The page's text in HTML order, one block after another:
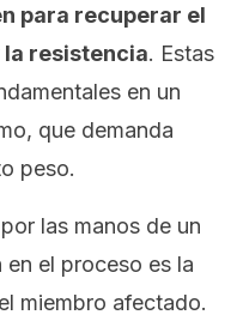
para recuperar el
resistencia. Estas
en un
que demanda
peso.
las manos de un
el proceso es la
miembro afectado.